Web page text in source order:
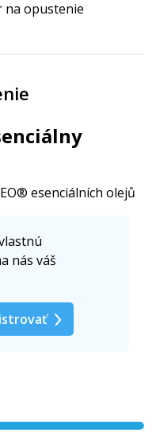
opustenie
esenciálních olejů
nás váš